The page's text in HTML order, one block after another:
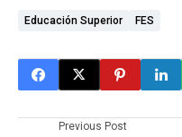
Educación Superior FES
Previous Post